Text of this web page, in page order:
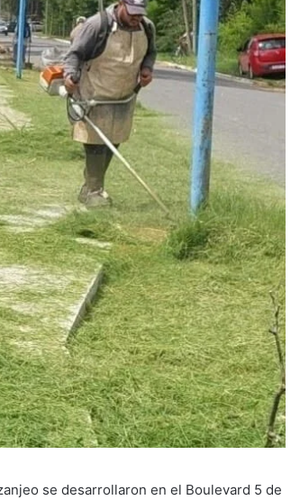
se desarrollaron en el Boulevard 5 de